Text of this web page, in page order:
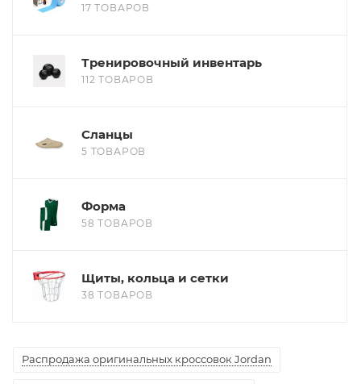
17 ТОВАРОВ
Тренировочный инвентарь
112 ТОВАРОВ
Сланцы
5 ТОВАРОВ
Форма
58 ТОВАРОВ
Щиты, кольца и сетки
38 ТОВАРОВ
Распродажа оригинальных кроссовок Jordan